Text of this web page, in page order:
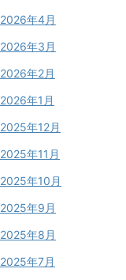
2026年4月
2026年3月
2026年2月
2026年1月
2025年12月
2025年11月
2025年10月
2025年9月
2025年8月
2025年7月